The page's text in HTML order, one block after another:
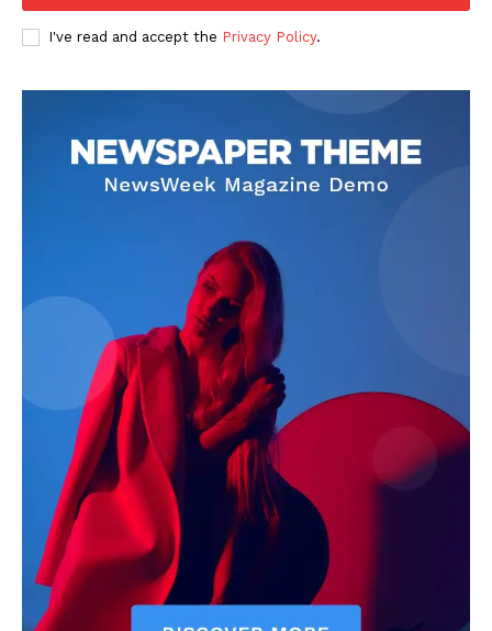
I've read and accept the Privacy Policy.